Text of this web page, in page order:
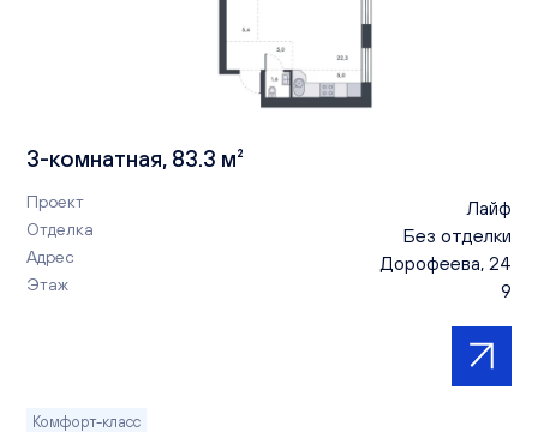
3-комнатная, 83.3 м²
Проект Лайф
Отделка Без отделки
Адрес Дорофеева, 24
Этаж 9
Комфорт-класс